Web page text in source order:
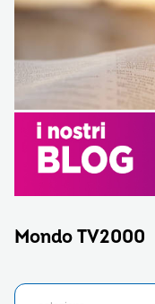
Mondo TV2000